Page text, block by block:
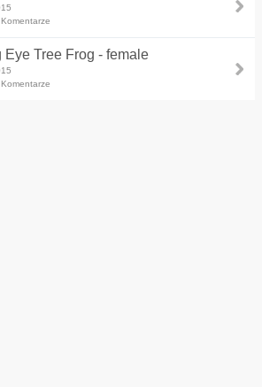
Eye Tree Frog - female